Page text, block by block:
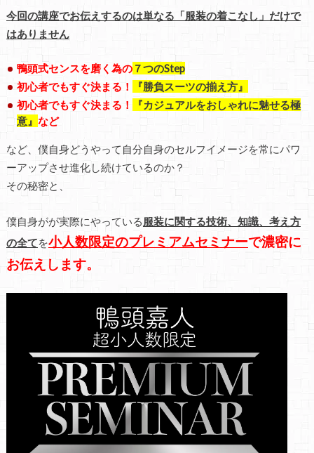
今回の講座でお伝えするのは単なる「服装の着こなし」だけで
はありません
鴨頭式センスを磨く為の ７つのStep
初心者でもすぐ決まる！
『勝負スーツの揃え方』
初心者でもすぐ決まる！
『カジュアルをおしゃれに魅せる極
意』など
など、僕自身どうやって自分自身のセルフイメージを常にパワ
ーアップさせ進化し続けているのか？
その秘密と、
僕自身がが実際にやっている服装に関する技術、知識、考え方
の全てを小人数限定のプレミアムセミナーで濃密に
お伝えします。